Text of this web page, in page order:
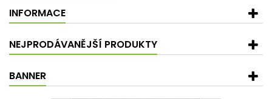
INFORMACE
NEJPRODÁVANĚJŠÍ PRODUKTY
BANNER